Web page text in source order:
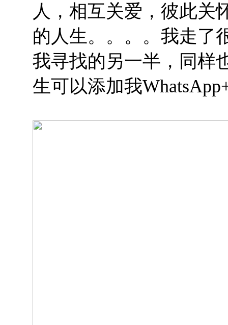
人，相互关爱，彼此关
的人生。。。。我走了
我寻找的另一半，同
生可以添加我